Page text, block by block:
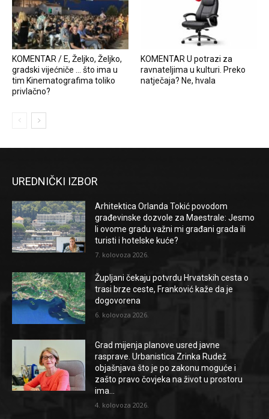
KOMENTAR / E, Željko, Željko,
gradski vijećniče … što ima u
tim Kinematografima toliko
privlačno?
KOMENTAR U potrazi za
ravnateljima u kulturi. Preko
natječaja? Ne, hvala
UREDNIČKI IZBOR
Arhitektica Orlanda Tokić povodom
građevinske dozvole za Maestrale: Jesmo
li ovome gradu važni mi građani grada ili
turisti i hotelske kuće?
7. kolovoza 2026.
Župljani čekaju potvrdu Hrvatskih cesta o
trasi brze ceste, Franković kaže da je
dogovorena
6. kolovoza 2026.
Grad mijenja planove usred javne
rasprave. Urbanistica Zrinka Rudež
objašnjava što je po zakonu moguće i
zašto pravo čovjeka na život u prostoru
ima...
4. kolovoza 2026.